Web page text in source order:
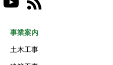
事業案内
土木工事